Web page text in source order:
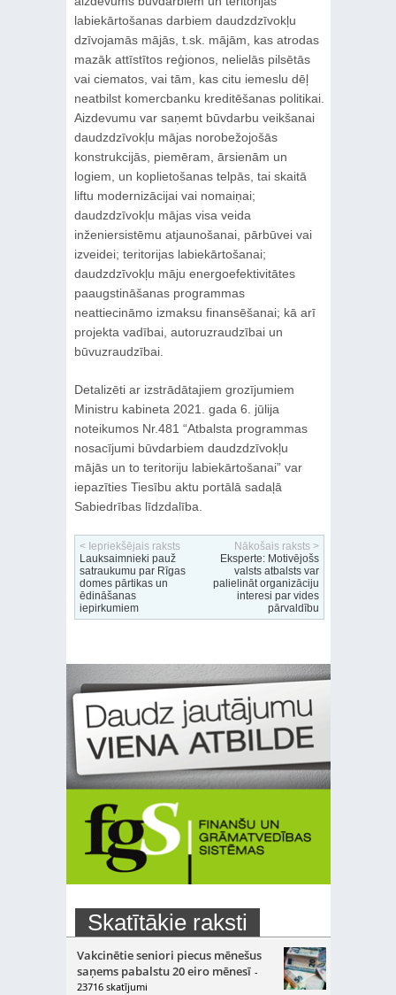
labiekārtošanas darbiem daudzdzīvokļu
dzīvojamās mājās, t.sk. mājām, kas atrodas
mazāk attīstītos reģionos, nelielās pilsētās
vai ciematos, vai tām, kas citu iemeslu dēļ
neatbilst komercbanku kreditēšanas politikai.
Aizdevumu var saņemt būvdarbu veikšanai
daudzdzīvokļu mājas norobežojošās
konstrukcijās, piemēram, ārsienām un
logiem, un koplietošanas telpās, tai skaitā
liftu modernizācijai vai nomaiņai;
daudzdzīvokļu mājas visa veida
inženiersistēmu atjaunošanai, pārbūvei vai
izveidei; teritorijas labiekārtošanai;
daudzdzīvokļu māju energoefektivitātes
paaugstināšanas programmas
neattiecināmo izmaksu finansēšanai; kā arī
projekta vadībai, autoruzraudzībai un
būvuzraudzībai.
Detalizēti ar izstrādātajiem grozījumiem
Ministru kabineta 2021. gada 6. jūlija
noteikumos Nr.481 “Atbalsta programmas
nosacījumi būvdarbiem daudzdzīvokļu
mājās un to teritoriju labiekārtošanai” var
iepazīties Tiesību aktu portālā sadaļā
Sabiedrības līdzdalība.
< Iepriekšējais raksts
Lauksaimnieki pauž
satraukumu par Rīgas
domes pārtikas un
ēdināšanas
iepirkumiem
Nākošais raksts >
Eksperte: Motivējošs
valsts atbalsts var
palielināt organizāciju
interesi par vides
pārvaldību
Skatītākie raksti
Vakcinētie seniori piecus mēnešus
saņems pabalstu 20 eiro mēnesī -
23716 skatījumi